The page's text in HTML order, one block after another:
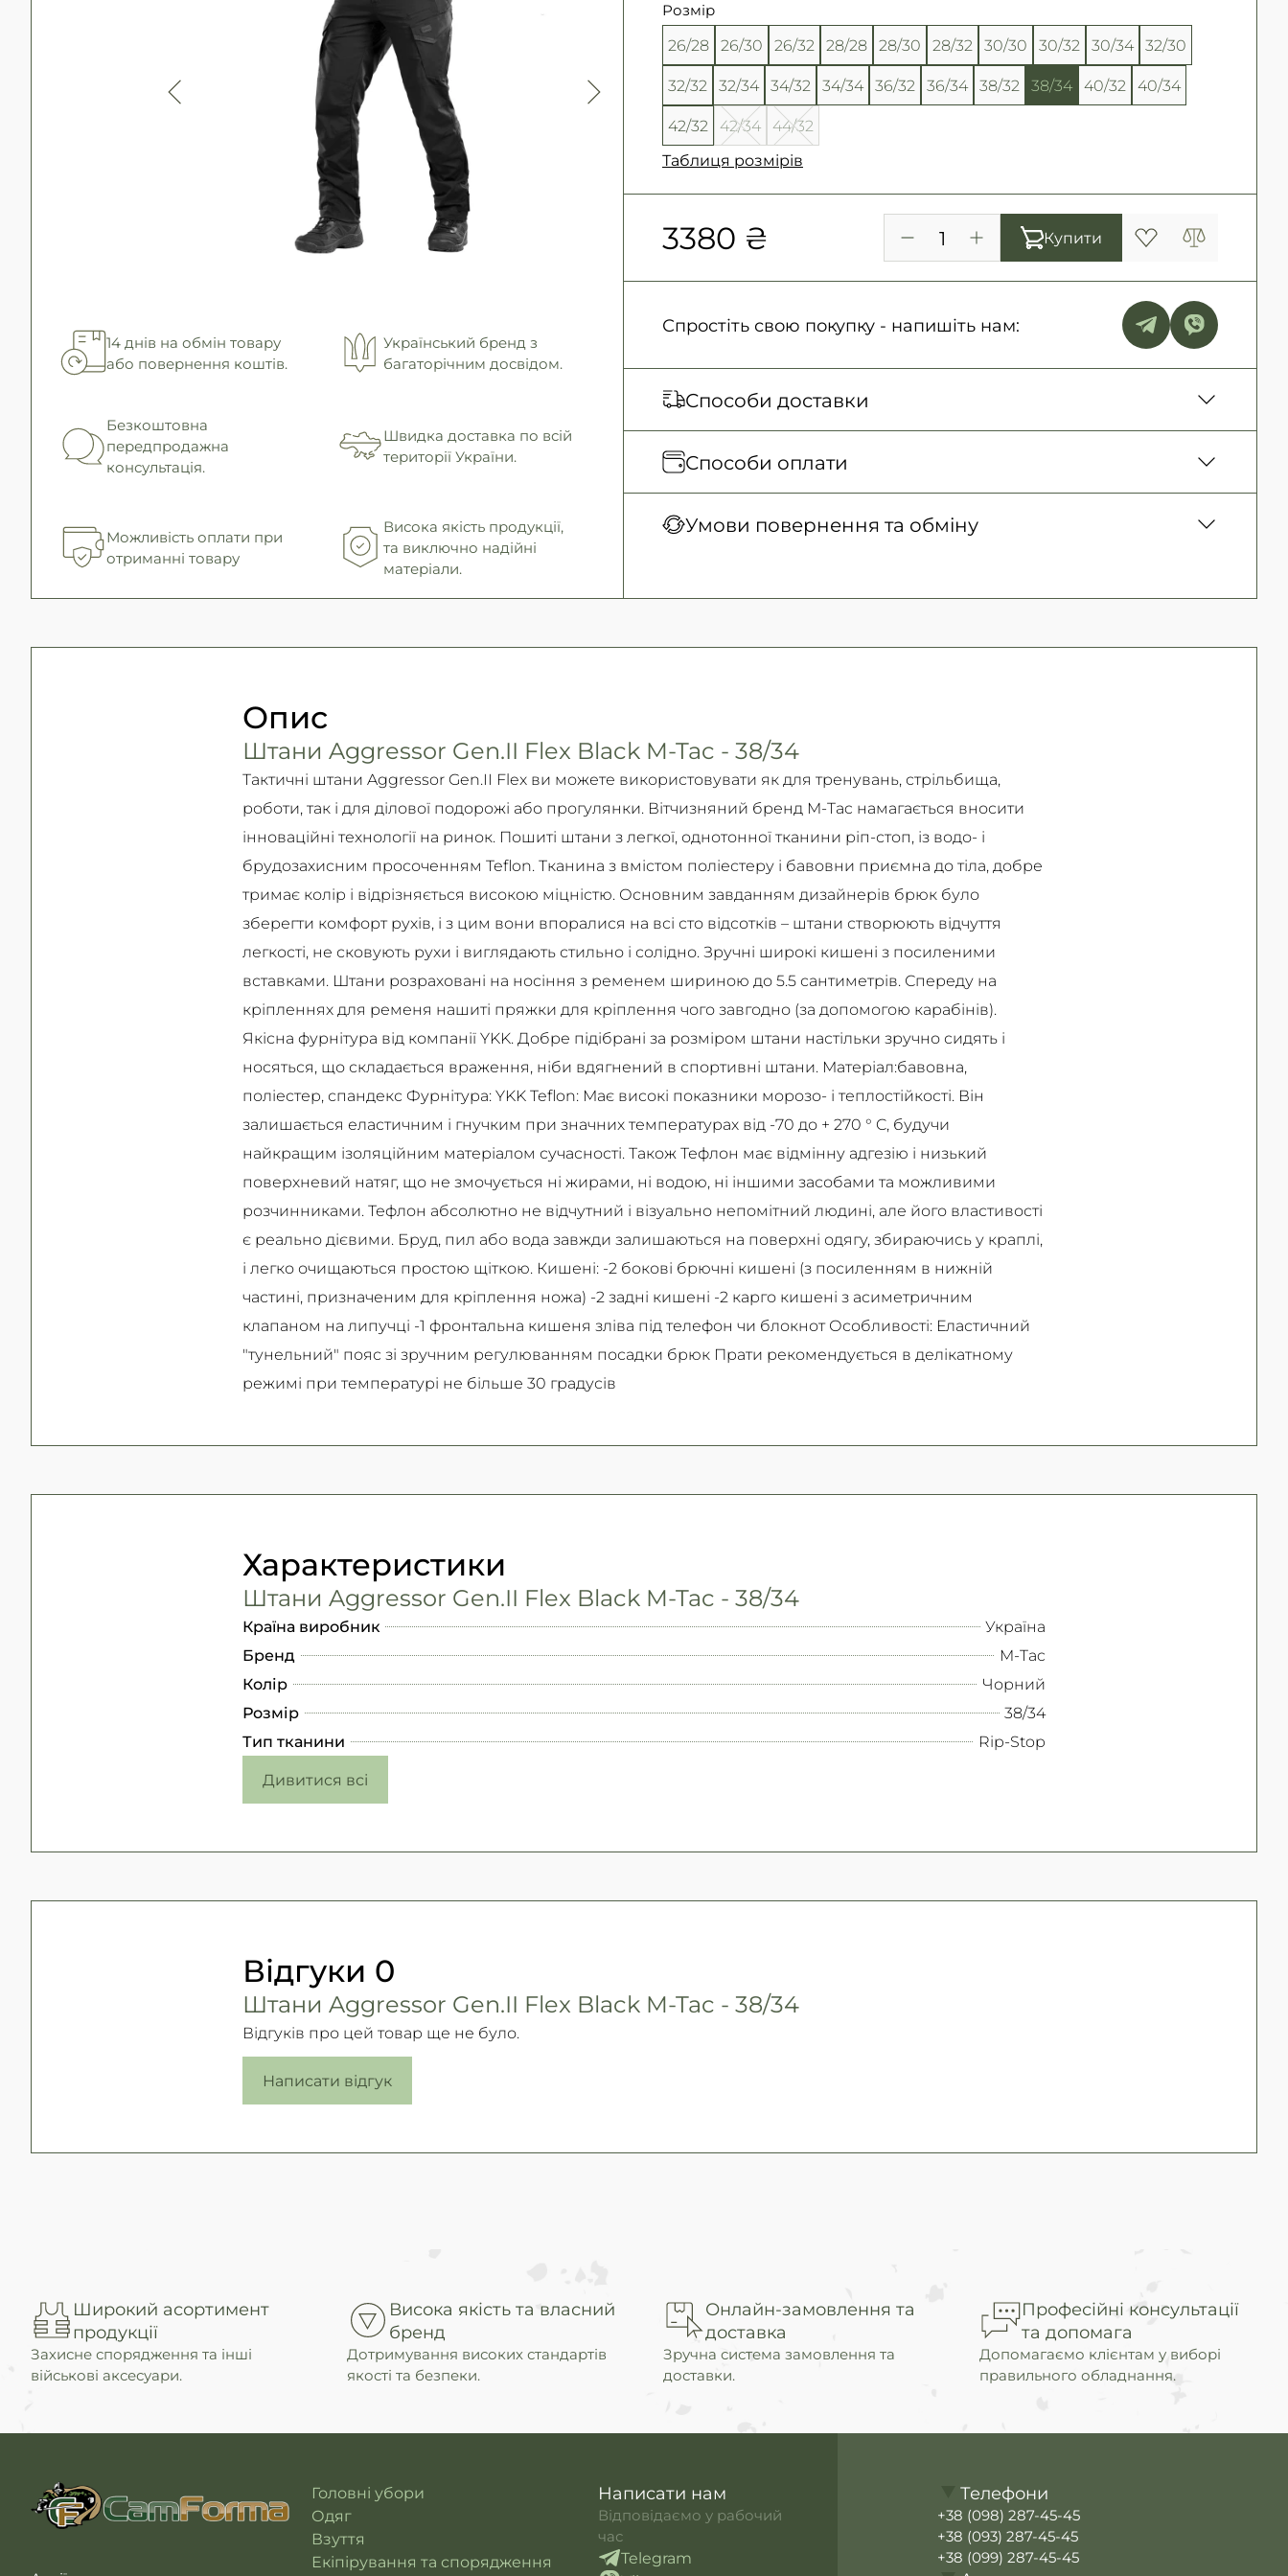
14 днів на обмін товару
або повернення коштів.
Український бренд з
багаторічним досвідом.
Безкоштовна
передпродажна
консультація.
Швидка доставка по всій
території України.
Можливість оплати при
отриманні товару
Висока якість продукції,
та виключно надійні
матеріали.
Розмір
26/28 26/30 26/32 28/28 28/30 28/32 30/30 30/32 30/34 32/30
32/32
32/34 34/32 34/34 36/32 36/34 38/32 38/34 40/32
40/34
42/32
42/34 44/32
Таблиця розмірів
3380 ₴ Купити
Спростіть свою покупку - напишіть нам:
Способи доставки
Відправка кожного дня. Післяплата тільки на замовлення від 500
грн
Нова Пошта (кур’єр)
300 грн. / 1-2 дні
Способи оплати
Безготівковими для юридичних осіб, Безготівковий для фізичних
Умови повернення та обміну
14 днів!
Опис
Штани Aggressor Gen.II Flex Black M-Tac - 38/34
Тактичні штани Aggressor Gen.II Flex ви можете використовувати як для тренувань, стрільбища,
роботи, так і для ділової подорожі або прогулянки. Вітчизняний бренд M-Tac намагається вносити
інноваційні технології на ринок. Пошиті штани з легкої, однотонної тканини ріп-стоп, із водо- і
брудозахисним просоченням Teflon. Тканина з вмістом поліестеру і бавовни приємна до тіла, добре
тримає колір і відрізняється високою міцністю. Основним завданням дизайнерів брюк було
зберегти комфорт рухів, і з цим вони впоралися на всі сто відсотків – штани створюють відчуття
легкості, не сковують рухи і виглядають стильно і солідно. Зручні широкі кишені з посиленими
вставками. Штани розраховані на носіння з ременем шириною до 5.5 сантиметрів. Спереду на
кріпленнях для ременя нашиті пряжки для кріплення чого завгодно (за допомогою карабінів).
Якісна фурнітура від компанії YKK. Добре підібрані за розміром штани настільки зручно сидять і
носяться, що складається враження, ніби вдягнений в спортивні штани. Матеріал:бавовна,
поліестер, спандекс Фурнітура: YKK Teflon: Має високі показники морозо- і теплостійкості. Він
залишається еластичним і гнучким при значних температурах від -70 до + 270 ° C, будучи
найкращим ізоляційним матеріалом сучасності. Також Тефлон має відмінну адгезію і низький
поверхневий натяг, що не змочується ні жирами, ні водою, ні іншими засобами та можливими
розчинниками. Тефлон абсолютно не відчутний і візуально непомітний людині, але його властивості
є реально дієвими. Бруд, пил або вода завжди залишаються на поверхні одягу, збираючись у краплі,
і легко очищаються простою щіткою. Кишені: -2 бокові брючні кишені (з посиленням в нижній
частині, призначеним для кріплення ножа) -2 задні кишені -2 карго кишені з асиметричним
клапаном на липучці -1 фронтальна кишеня зліва під телефон чи блокнот Особливості: Еластичний
"тунельний" пояс зі зручним регулюванням посадки брюк Прати рекомендується в делікатному
режимі при температурі не більше 30 градусів
Характеристики
Штани Aggressor Gen.II Flex Black M-Tac - 38/34
Країна виробник
Україна
Бренд
M-Tac
Колір
Чорний
Розмір
38/34
Тип тканини
Rip-Stop
Дивитися всі
Відгуки 0
Штани Aggressor Gen.II Flex Black M-Tac - 38/34
Відгуків про цей товар ще не було.
Написати відгук
Широкий асортимент
продукції
Захисне спорядження та інші
військові аксесуари.
Висока якість та власний
бренд
Дотримування високих стандартів
якості та безпеки.
Онлайн-замовлення та
доставка
Зручна система замовлення та
доставки.
Професійні консультації
та допомага
Допомагаємо клієнтам у виборі
правильного обладнання.
Головні убори
Одяг
Взуття
Екіпірування та спорядження
Написати нам
Відповідаємо у рабочий
час
Telegram
Телефони
+38 (098) 287-45-45
+38 (093) 287-45-45
+38 (099) 287-45-45